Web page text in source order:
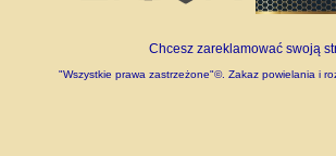
Chcesz zareklamować swoją
"Wszystkie prawa zastrzeżone"©. Zakaz powielania i